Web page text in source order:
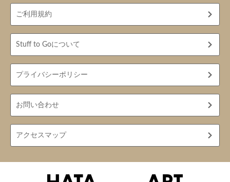
ご利用規約
Stuff to Goについて
プライバシーポリシー
お問い合わせ
アクセスマップ